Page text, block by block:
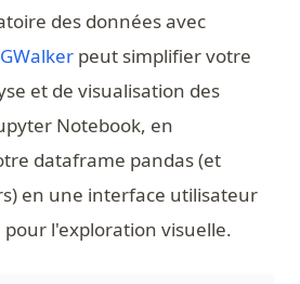
des données avec
(opens in a new tab)
peut simplifier votre
et de visualisation des
Notebook, en
dataframe pandas (et
en une interface utilisateur
pour l'exploration visuelle.